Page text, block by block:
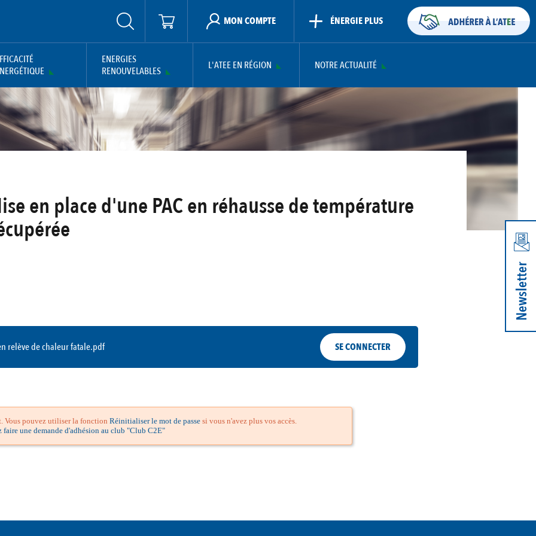
MON COMPTE ÉNERGIE PLUS
ENERGIES
RENOUVELABLES
L'ATEE EN RÉGION NOTRE ACTUALITÉ
en place d'une PAC en réhausse de température
relève de chaleur fatale.pdf SE CONNECTER
Vous pouvez utiliser la fonction Réinitialiser le mot de passe si vous n'avez plus vos accès.
faire une demande d'adhésion au club "Club C2E"
Newsletter